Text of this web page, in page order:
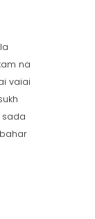
na
vaiai
sada